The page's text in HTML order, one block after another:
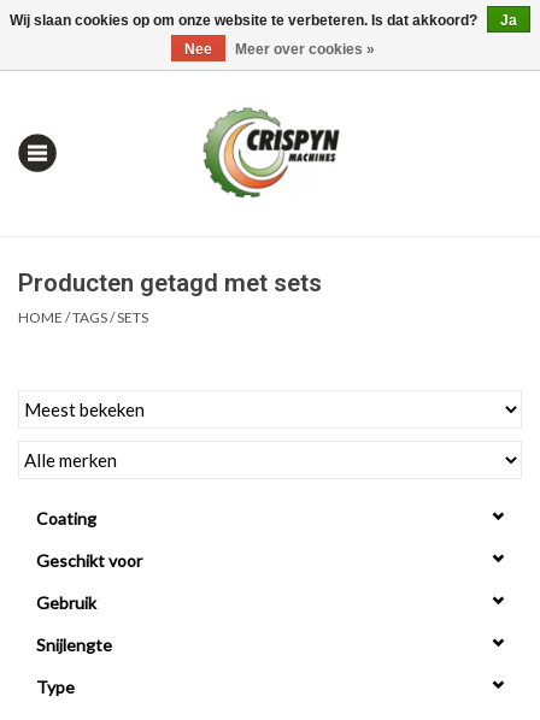
0 Artikelen - €0,00 Mijn account / Registreren
| Alles om te Meten |
Alles om te Boren |
Alles om te Frezen |
Producten getagd met sets
HOME /TAGS/SETS
Coating
Geschikt voor
Gebruik
Snijlengte
Type
Wij slaan cookies op om onze website te verbeteren. Is dat akkoord?
Ja
Nee
Meer over cookies »